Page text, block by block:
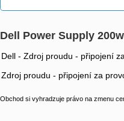
Dell Power Supply
Dell - Zdroj proudu - připojení
Zdroj proudu - připojení za
Obchod si vyhradzuje právo na zmenu